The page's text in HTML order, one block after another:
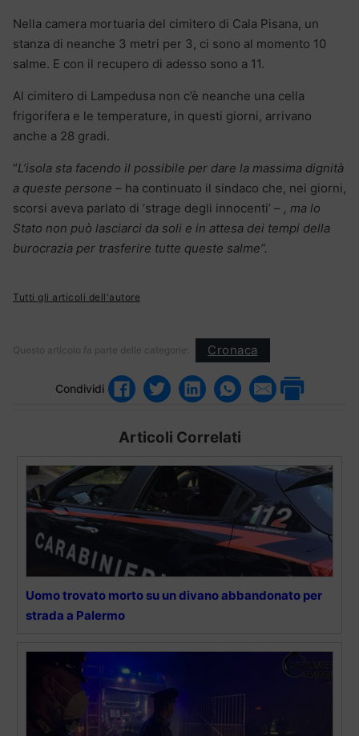
Nella camera mortuaria del cimitero di Cala Pisana, un
stanza di neanche 3 metri per 3, ci sono al momento 10
salme. E con il recupero di adesso sono a 11.
Al cimitero di Lampedusa non c’è neanche una cella
frigorifera e le temperature, in questi giorni, arrivano
anche a 28 gradi.
“L’isola sta facendo il possibile per dare la massima dignità
a queste persone – ha continuato il sindaco che, nei giorni,
scorsi aveva parlato di ‘strage degli innocenti’ – , ma lo
Stato non può lasciarci da soli e in attesa dei tempi della
burocrazia per trasferire tutte queste salme”.
Tutti gli articoli dell'autore
Questo articolo fa parte delle categorie: Cronaca
Condividi
Articoli Correlati
Uomo trovato morto su un divano abbandonato per
strada a Palermo